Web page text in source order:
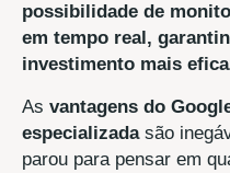
possibilidade de
em tempo real,
investimento mais
As vantagens do
especializadasão
parou para pensar em